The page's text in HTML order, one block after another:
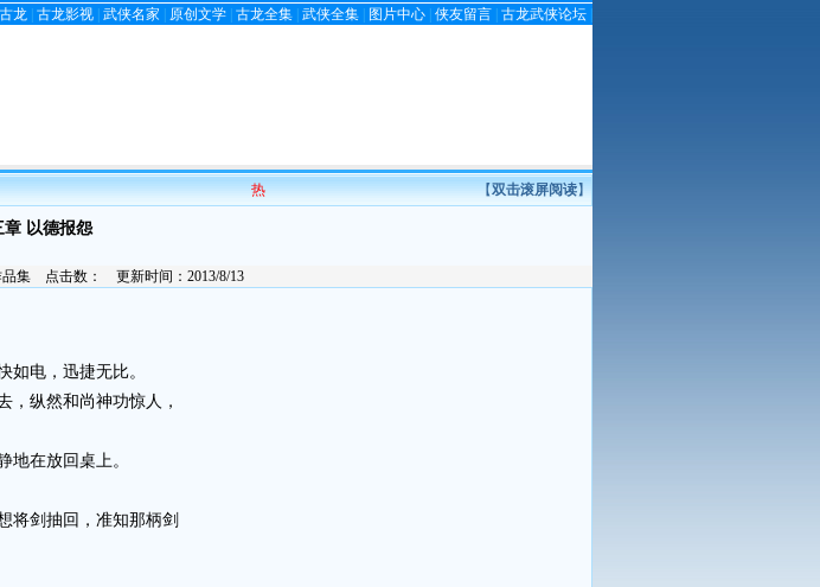
龙 古龙影视 武侠名家 原创文学 古龙全集 武侠全集 图片中心 侠友留言 古龙武侠论坛
热 【双击滚屏阅读】
章 以德报怨
集 点击数： 更新时间：2013/8/13
电，迅捷无比。
纵然和尚神功惊人，
在放回桌上。
剑抽回，准知那柄剑